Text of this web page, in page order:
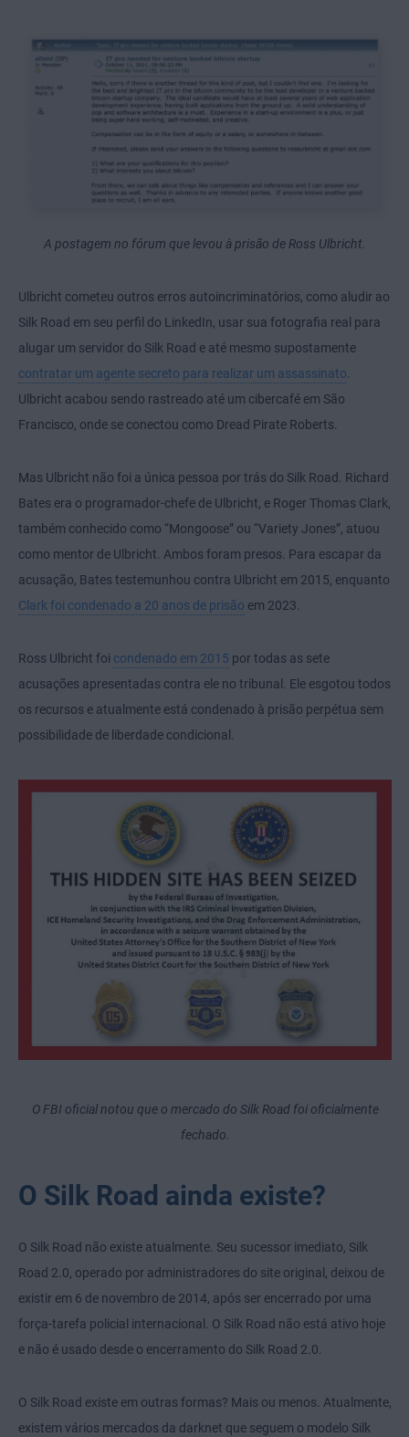
A postagem no fórum que levou à prisão de Ross Ulbricht.
Ulbricht cometeu outros erros autoincriminatórios, como aludir ao
Silk Road em seu perfil do LinkedIn, usar sua fotografia real para
alugar um servidor do Silk Road e até mesmo supostamente
contratar um agente secreto para realizar um assassinato.
Ulbricht acabou sendo rastreado até um cibercafé em São
Francisco, onde se conectou como Dread Pirate Roberts.
Mas Ulbricht não foi a única pessoa por trás do Silk Road. Richard
Bates era o programador-chefe de Ulbricht, e Roger Thomas Clark,
também conhecido como “Mongoose” ou “Variety Jones”, atuou
como mentor de Ulbricht. Ambos foram presos. Para escapar da
acusação, Bates testemunhou contra Ulbricht em 2015, enquanto
Clark foi condenado a 20 anos de prisão em 2023.
Ross Ulbricht foi condenado em 2015 por todas as sete
acusações apresentadas contra ele no tribunal. Ele esgotou todos
os recursos e atualmente está condenado à prisão perpétua sem
possibilidade de liberdade condicional.
O FBI oficial notou que o mercado do Silk Road foi oficialmente
fechado.
O Silk Road ainda existe?
O Silk Road não existe atualmente. Seu sucessor imediato, Silk
Road 2.0, operado por administradores do site original, deixou de
existir em 6 de novembro de 2014, após ser encerrado por uma
força-tarefa policial internacional. O Silk Road não está ativo hoje
e não é usado desde o encerramento do Silk Road 2.0.
O Silk Road existe em outras formas? Mais ou menos. Atualmente,
existem vários mercados da darknet que seguem o modelo Silk